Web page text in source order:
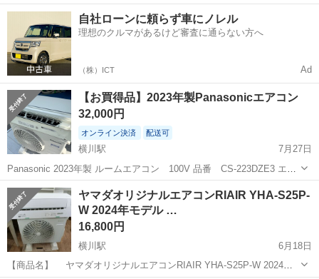
アコン取り付けも可能 ご希望であればお申し付けください。 取付費用
広島 広島市 横川駅 季節、空調家電
自社ローンに頼らず車にノレル
理想のクルマがあるけど審査に通らない方へ
（株）ICT Ad
【お買得品】2023年製Panasonicエアコン
32,000円
オンライン決済 配送可
横川駅
7月27日
Panasonic 2023年製 ルームエアコン 100V 品番 CS-223DZE3 エア
コン取り付けも可能 ご希望であればお申し付けください。 取付費用は
商品と別料金になります。 ご自宅まで配送も可能です。 室...
広島 広島市 横川駅 季節、空調家電
ヤマダオリジナルエアコンRIAIR YHA-S25P-
W 2024年モデル …
16,800円
横川駅
6月18日
【商品名】 ヤマダオリジナルエアコンRIAIR YHA-S25P-W 2024年